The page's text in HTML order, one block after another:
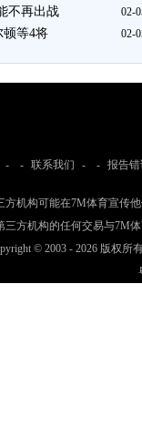
不再出战 02-
顿等4将 02-
- - 联系我们 - - 报告
方机构可能在7M体育宣传
三方机构的任何交易与7M
© 2003 - 2026 版权所